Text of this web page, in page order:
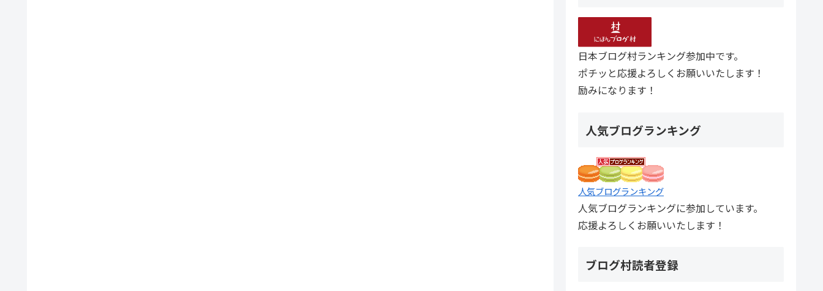
日本ブログ村ランキング参加中です。
ポチッと応援よろしくお願いいたします！
励みになります！
人気ブログランキング
人気ブログランキング
人気ブログランキングに参加しています。
応援よろしくお願いいたします！
ブログ村読者登録